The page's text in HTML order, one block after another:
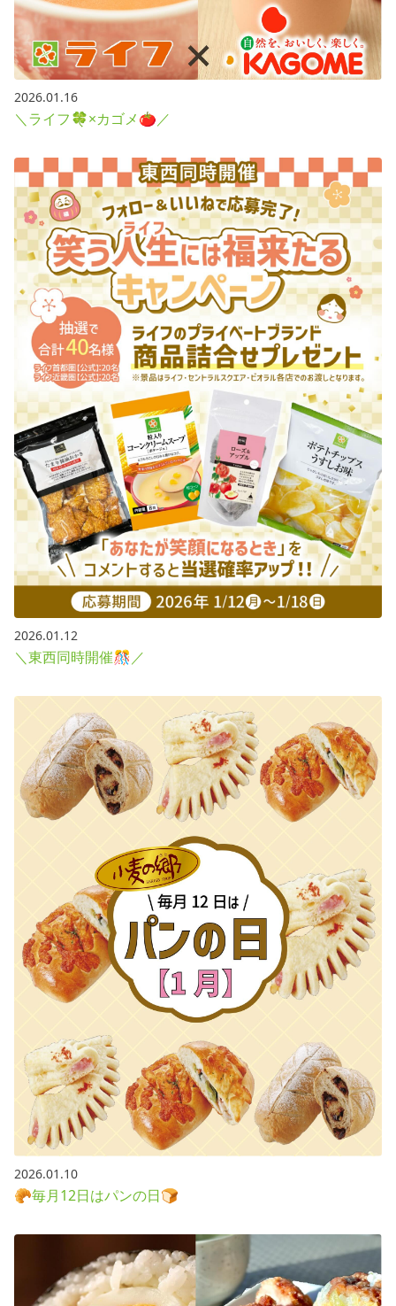
2026.01.16
＼ライフ🍀×カゴメ🍅／
2026.01.12
＼東西同時開催🎊／
2026.01.10
🥐毎月12日はパンの日🍞